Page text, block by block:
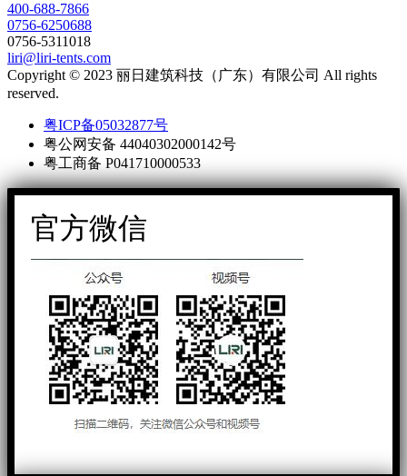
400-688-7866
0756-6250688
0756-5311018
liri@liri-tents.com
Copyright © 2023 丽日建筑科技（广东）有限公司 All rights
reserved.
粤ICP备05032877号
粤公网安备 44040302000142号
粤工商备 P041710000533
官方微信